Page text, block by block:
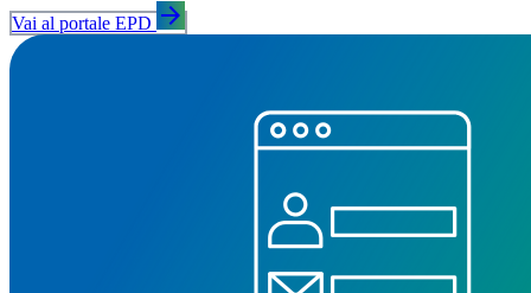
Vai al portale EPD arrow_forward